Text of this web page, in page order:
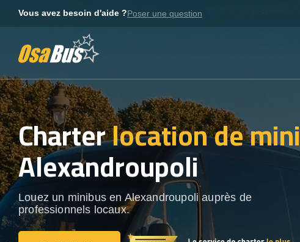
Vous avez besoin d'aide ?Poser une question
Charterlocation de
Alexandroupoli
Louez un minibus en Alexandroupoli auprès de
professionnels locaux.